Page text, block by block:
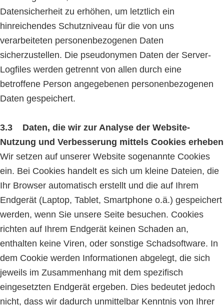
Datensicherheit zu erhöhen, um letztlich ein
hinreichendes Schutzniveau für die von uns
verarbeiteten personenbezogenen Daten
sicherzustellen. Die pseudonymen Daten der Server-
Logfiles werden getrennt von allen durch eine
betroffene Person angegebenen personenbezogenen
Daten gespeichert.
3.3 Daten, die wir zur Analyse der Website-
Nutzung und Verbesserung mittels Cookies erheben
Wir setzen auf unserer Website sogenannte Cookies
ein. Bei Cookies handelt es sich um kleine Dateien, die
Ihr Browser automatisch erstellt und die auf Ihrem
Endgerät (Laptop, Tablet, Smartphone o.ä.) gespeichert
werden, wenn Sie unsere Seite besuchen. Cookies
richten auf Ihrem Endgerät keinen Schaden an,
enthalten keine Viren, oder sonstige Schadsoftware. In
dem Cookie werden Informationen abgelegt, die sich
jeweils im Zusammenhang mit dem spezifisch
eingesetzten Endgerät ergeben. Dies bedeutet jedoch
nicht, dass wir dadurch unmittelbar Kenntnis von Ihrer